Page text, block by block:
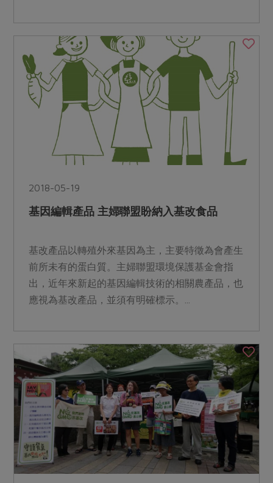
2018-05-19
基因編輯產品 主婦聯盟盼納入基改食品
基改產品以轉殖外來基因為主，主要特徵為會產生
前所未有的蛋白質。主婦聯盟環境保護基金會指
出，近年來新起的基因編輯技術的相關農產品，也
應視為基改產品，並須有明確標示。...